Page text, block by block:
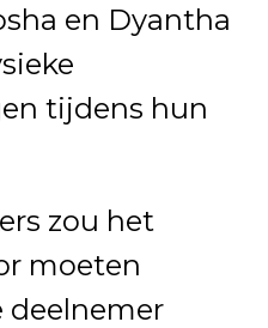
en Dyantha
tijdens hun
zou het
moeten
deelnemer